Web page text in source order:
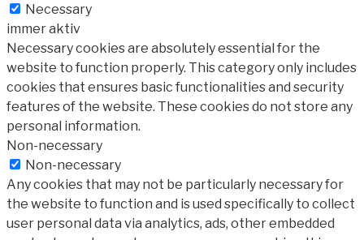
Necessary
immer aktiv
Necessary cookies are absolutely essential for the
website to function properly. This category only includes
cookies that ensures basic functionalities and security
features of the website. These cookies do not store any
personal information.
Non-necessary
Non-necessary
Any cookies that may not be particularly necessary for
the website to function and is used specifically to collect
user personal data via analytics, ads, other embedded